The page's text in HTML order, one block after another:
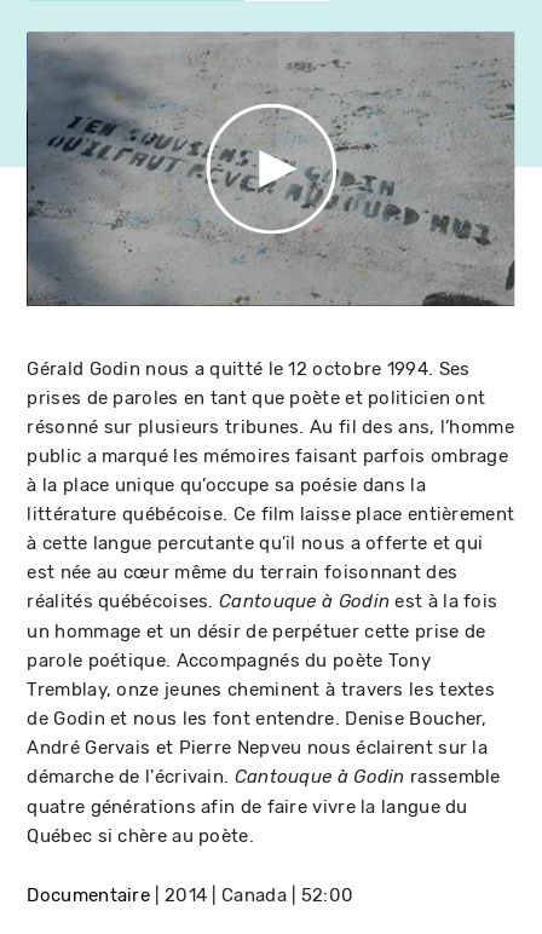
Gérald Godin nous a quitté le 12 octobre 1994. Ses
prises de paroles en tant que poète et politicien ont
résonné sur plusieurs tribunes. Au fil des ans, l’homme
public a marqué les mémoires faisant parfois ombrage
à la place unique qu’occupe sa poésie dans la
littérature québécoise. Ce film laisse place entièrement
à cette langue percutante qu’il nous a offerte et qui
est née au cœur même du terrain foisonnant des
réalités québécoises.Cantouque à Godin est à la fois
un hommage et un désir de perpétuer cette prise de
parole poétique. Accompagnés du poète Tony
Tremblay, onze jeunes cheminent à travers les textes
de Godin et nous les font entendre. Denise Boucher,
André Gervais et Pierre Nepveu nous éclairent sur la
démarche de l'écrivain. Cantouque à Godin rassemble
quatre générations afin de faire vivre la langue du
Québec si chère au poète.
Documentaire 2014 Canada 52:00